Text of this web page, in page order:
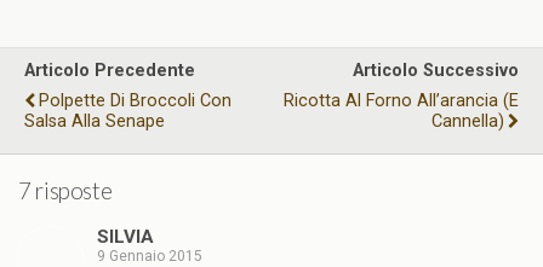
Articolo Precedente
Polpette Di Broccoli Con
Salsa Alla Senape
Articolo Successivo
Ricotta Al Forno All’arancia (e
Cannella)
7 risposte
SILVIA
9 Gennaio 2015